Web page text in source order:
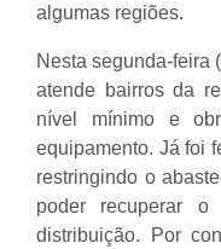
algumas regiões.
Nesta segunda-feira
atende bairros da
nível mínimo e
equipamento. Já foi
restringindo o
poder recuperar
distribuição. Por